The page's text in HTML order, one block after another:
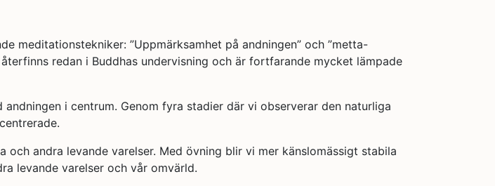
meditationstekniker: ”Uppmärksamhet på andningen” och ”metta-
redan i Buddhas undervisning och är fortfarande mycket lämpade
i centrum. Genom fyra stadier där vi observerar den naturliga
andra levande varelser. Med övning blir vi mer känslomässigt stabila
levande varelser och vår omvärld.